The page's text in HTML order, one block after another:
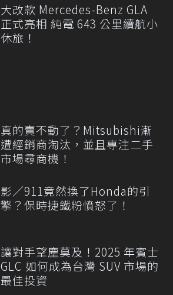
大改款 Mercedes-Benz GLA
正式亮相 純電 643 公里續航小
休旅！
真的賣不動了？Mitsubishi漸
遭經銷商淘汰，並且專注二手
市場尋商機！
影／911竟然換了Honda的引
擎？保時捷鐵粉憤怒了！
讓對手望塵莫及！2025 年賓士
GLC 如何成為台灣 SUV 市場的
最佳投資